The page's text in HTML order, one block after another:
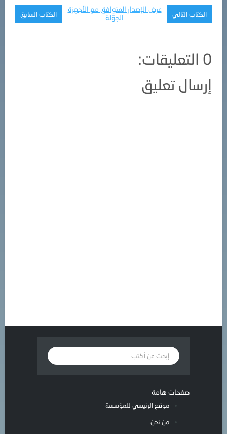
الكتاب التالي الكتاب السابق
عرض الإصدار المتوافق مع الأجهزة
الجوّلة
0 التعليقات:
إرسال تعليق
صفحات هامة
موقع الرئيسي للمؤسسة
من نحن